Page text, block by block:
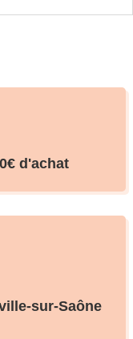
d'achat
sur-Saône